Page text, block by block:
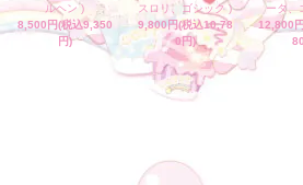
ルヘン )
8,500円(税込9,350
円)
スロリ、ゴシック )
9,800円(税込10,78
0円)
ータ、
12,800